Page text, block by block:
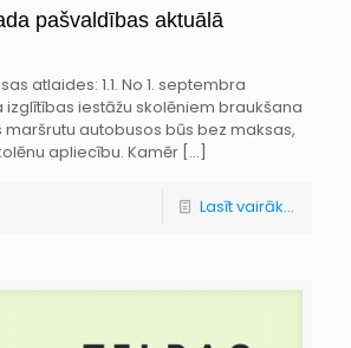
pašvaldības aktuālā
atlaides: 1.1. No 1. septembra
iestāžu skolēniem braukšana
autobusos būs bez maksas,
apliecību. Kamēr […]
Lasīt vairāk...